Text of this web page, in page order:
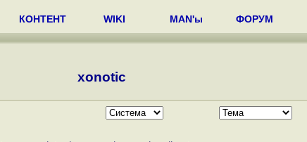
КОНТЕНТ WIKI MAN'ы ФОРУМ
xonotic